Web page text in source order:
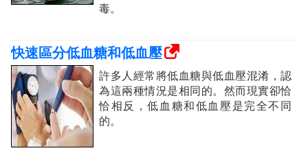
毒。
快速區分低血糖和低血壓
許多人經常將低血糖與低血壓混淆，認
為這兩種情況是相同的。然而現實卻恰
恰相反，低血糖和低血壓是完全不同
的。